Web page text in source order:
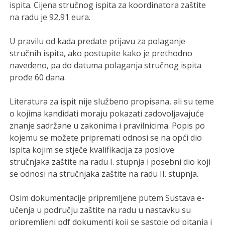
ispita. Cijena stručnog ispita za koordinatora zaštite
na radu je 92,91 eura.
U pravilu od kada predate prijavu za polaganje
stručnih ispita, ako postupite kako je prethodno
navedeno, pa do datuma polaganja stručnog ispita
prođe 60 dana.
Literatura za ispit nije službeno propisana, ali su teme
o kojima kandidati moraju pokazati zadovoljavajuće
znanje sadržane u zakonima i pravilnicima. Popis po
kojemu se možete pripremati odnosi se na opći dio
ispita kojim se stječe kvalifikacija za poslove
stručnjaka zaštite na radu I. stupnja i posebni dio koji
se odnosi na stručnjaka zaštite na radu II. stupnja.
Osim dokumentacije pripremljene putem Sustava e-
učenja u području zaštite na radu u nastavku su
pripremljeni pdf dokumenti koji se sastoje od pitanja i